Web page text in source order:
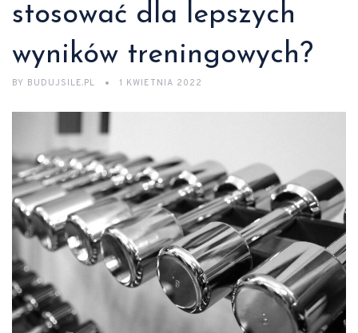
stosować dla lepszych
wyników treningowych?
BY BUDUJSILE.PL 1 KWIETNIA 2022